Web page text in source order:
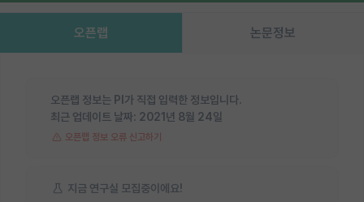
오픈랩 논문정보
오픈랩 정보는 PI가 직접 입력한 정보입니다.
최근 업데이트 날짜: 2021년 8월 24일
오픈랩 정보 오류 신고하기
지금 연구실 모집중이에요!